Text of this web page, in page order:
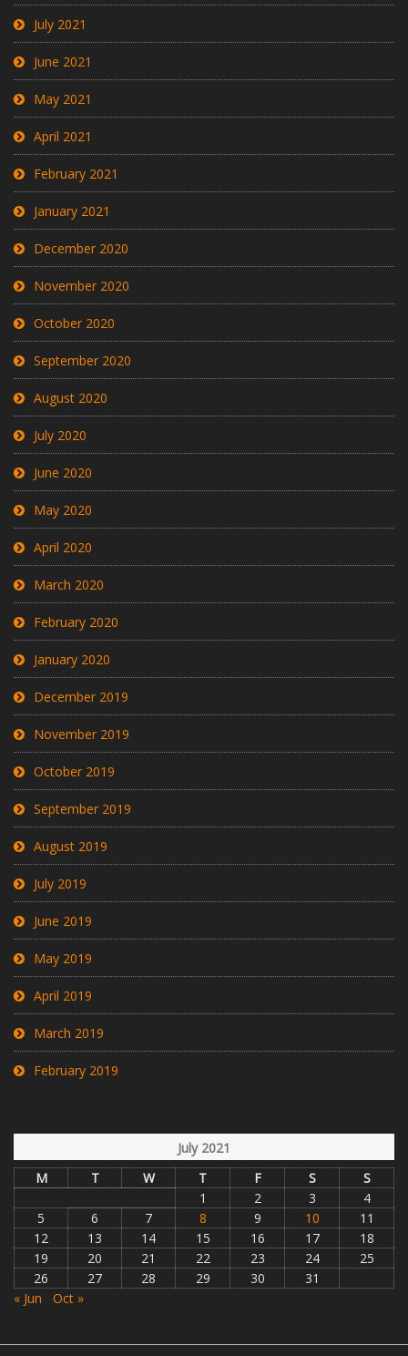
July 2021
June 2021
May 2021
April 2021
February 2021
January 2021
December 2020
November 2020
October 2020
September 2020
August 2020
July 2020
June 2020
May 2020
April 2020
March 2020
February 2020
January 2020
December 2019
November 2019
October 2019
September 2019
August 2019
July 2019
June 2019
May 2019
April 2019
March 2019
February 2019
July 2021
M
T W T F S
S
1
2 3
4
5
6 7 8 9 10
11
12
13 14 15 16 17
18
19
20 21 22 23 24
25
26
27 28 29 30
31
« Jun
Oct »